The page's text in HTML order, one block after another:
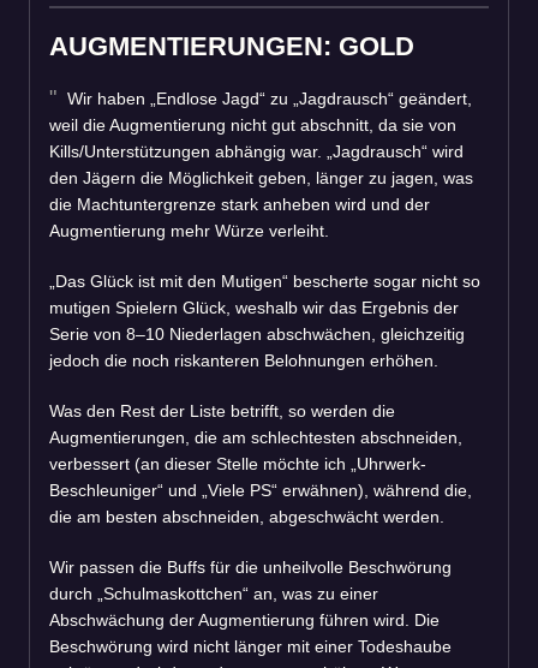
AUGMENTIERUNGEN: GOLD
Wir haben „Endlose Jagd“ zu „Jagdrausch“ geändert,
weil die Augmentierung nicht gut abschnitt, da sie von
Kills/Unterstützungen abhängig war. „Jagdrausch“ wird
den Jägern die Möglichkeit geben, länger zu jagen, was
die Machtuntergrenze stark anheben wird und der
Augmentierung mehr Würze verleiht.
„Das Glück ist mit den Mutigen“ bescherte sogar nicht so
mutigen Spielern Glück, weshalb wir das Ergebnis der
Serie von 8–10 Niederlagen abschwächen, gleichzeitig
jedoch die noch riskanteren Belohnungen erhöhen.
Was den Rest der Liste betrifft, so werden die
Augmentierungen, die am schlechtesten abschneiden,
verbessert (an dieser Stelle möchte ich „Uhrwerk-
Beschleuniger“ und „Viele PS“ erwähnen), während die,
die am besten abschneiden, abgeschwächt werden.
Wir passen die Buffs für die unheilvolle Beschwörung
durch „Schulmaskottchen“ an, was zu einer
Abschwächung der Augmentierung führen wird. Die
Beschwörung wird nicht länger mit einer Todeshaube